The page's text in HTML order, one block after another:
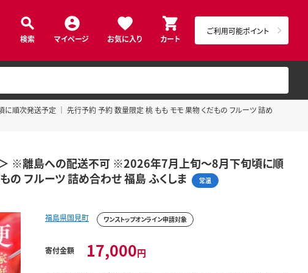
検索 マイページ お気に入り カート
ご利用可能ポイント
発送予定 ｜ 先行予約 予約 数量限定 桃 もも モモ 果物 くだもの フルーツ 詰め
離島への配送不可 ※2026年7月上旬～8月下旬頃に順
の フルーツ 詰め合わせ 福島 ふくしま
常温
福島県国見町 ワンストップオンライン申請対象
寄付金額 17,000円